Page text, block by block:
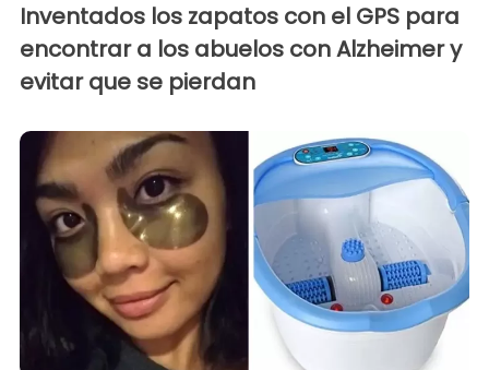
Inventados los zapatos con el GPS para
encontrar a los abuelos con Alzheimer y
evitar que se pierdan